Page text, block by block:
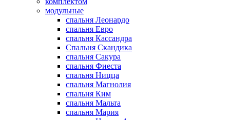
модульные
спальня Леонардо
спальня Евро
спальня Кассандра
Спальня Скандика
спальня Сакура
спальня Фиеста
спальня Ницца
спальня Магнолия
спальня Ким
спальня Мальта
спальня Мария